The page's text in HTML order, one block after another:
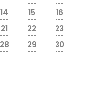
--- ---
14
---
15
---
16
---
21
---
22
---
23
---
28
---
29
---
30
---